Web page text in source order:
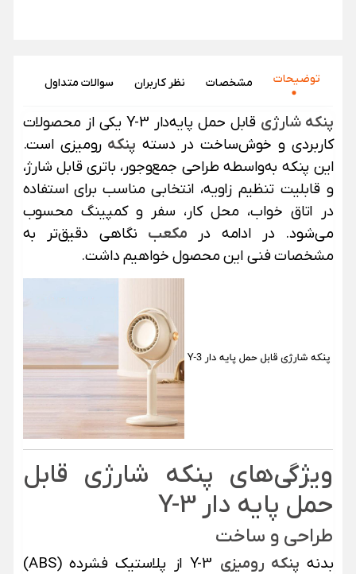
توضیحات مشخصات نظر‌ کاربران سوالات متداول
پنکه شارژی
قابل حمل پایه‌دار Y-3 یکی از محصولات
کاربردی و خوش‌ساخت در دسته پنکه رومیزی است.
این پنکه به‌واسطه طراحی جمع‌وجور، باتری قابل شارژ،
و قابلیت تنظیم زاویه، انتخابی مناسب برای استفاده
در اتاق خواب، محل کار، سفر و کمپینگ محسوب
می‌شود. در ادامه در مکعب نگاهی دقیق‌تر به
مشخصات فنی این محصول خواهیم داشت.
ویژگی‌های پنکه شارژی قابل
حمل پایه دار Y-3
طراحی و ساخت
بدنه پنکه رومیزی
Y-3 از پلاستیک فشرده (ABS)